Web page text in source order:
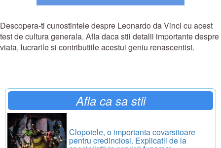
Descopera-ti cunostintele despre Leonardo da Vinci cu acest
test de cultura generala. Afla daca stii detalii importante despre
viata, lucrarile si contributiile acestui geniu renascentist.
Afla ca sa stii
Clopotele, o importanta covarsitoare
pentru credinciosi. Explicatii de la